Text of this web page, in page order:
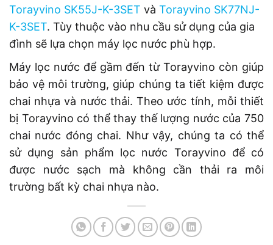
Torayvino SK55J-K-3SET và Torayvino SK77NJ-
K-3SET. Tùy thuộc vào nhu cầu sử dụng của gia
đình sẽ lựa chọn máy lọc nước phù hợp.
Máy lọc nước để gầm đến từ Torayvino còn giúp
bảo vệ môi trường, giúp chúng ta tiết kiệm được
chai nhựa và nước thải. Theo ước tính, mỗi thiết
bị Torayvino có thể thay thế lượng nước của 750
chai nước đóng chai. Như vậy, chúng ta có thể
sử dụng sản phẩm lọc nước Torayvino để có
được nước sạch mà không cần thải ra môi
trường bất kỳ chai nhựa nào.